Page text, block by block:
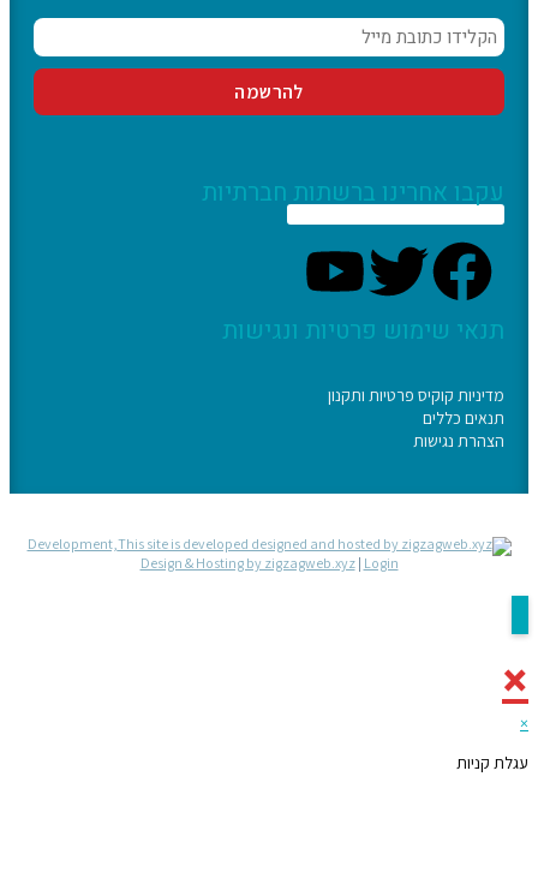
עקבו אחרינו ברשתות חברתיות
תנאי שימוש פרטיות ונגישות
מדיניות קוקיס פרטיות ותקנון
תנאים כללים
הצהרת נגישות
Development,
Design & Hosting by zigzagweb.xyz| Login
×
×
עגלת קניות